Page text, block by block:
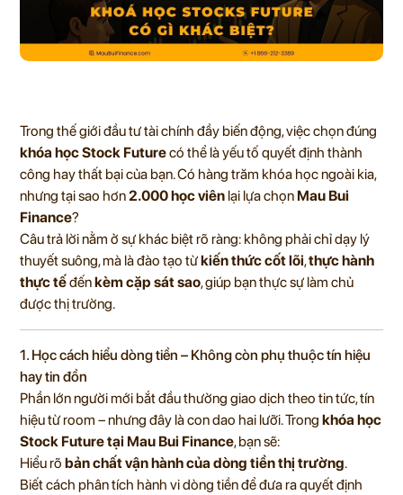
Trong thế giới đầu tư tài chính đầy biến động, việc chọn đúng
khóa học Stock Futurecó thể là yếu tố quyết định thành
công hay thất bại của bạn. Có hàng trăm khóa học ngoài kia,
nhưng tại sao hơn2.000 học viên lại lựa chọn Mau Bui
Finance?
Câu trả lời nằm ở sự khác biệt rõ ràng: không phải chỉ dạy lý
thuyết suông, mà là đào tạo từkiến thức cốt lõi,thực hành
thực tếđếnkèm cặp sát sao, giúp bạn thực sự làm chủ
được thị trường.
1. Học cách hiểu dòng tiền – Không còn phụ thuộc tín hiệu
hay tin đồn
Phần lớn người mới bắt đầu thường giao dịch theo tin tức, tín
hiệu từ room – nhưng đây là con dao hai lưỡi. Trong khóa học
Stock Future tại Mau Bui Finance, bạn sẽ:
Hiểu rõ bản chất vận hành của dòng tiền thị trường.
Biết cách phân tích hành vi dòng tiền để đưa ra quyết định